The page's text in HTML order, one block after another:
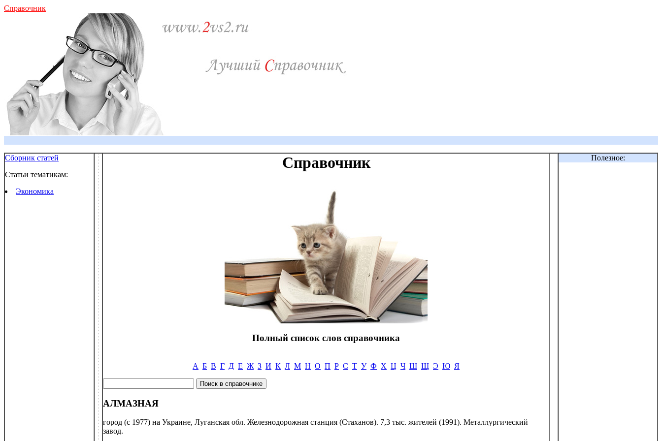
Справочник
Сборник статей
Статьи тематикам:
Экономика
Справочник
Полный список слов справочника
А Б В Г Д Е Ж З И К Л М Н О П Р С Т У Ф Х Ц Ч Ш Щ Э Ю Я
АЛМАЗНАЯ
город (с 1977) на Украине, Луганская обл. Железнодорожная станция (Стаханов). 7,3 тыс. жителей (1991). Металлургический
завод.
Полезное: